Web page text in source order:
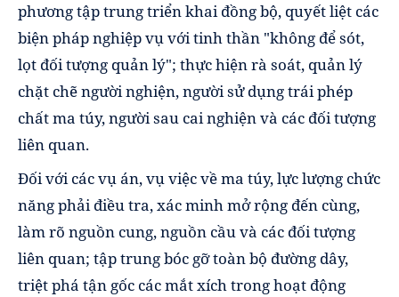
phương tập trung triển khai đồng bộ, quyết liệt các
biện pháp nghiệp vụ với tinh thần "không để sót,
lọt đối tượng quản lý"; thực hiện rà soát, quản lý
chặt chẽ người nghiện, người sử dụng trái phép
chất ma túy, người sau cai nghiện và các đối tượng
liên quan.
Đối với các vụ án, vụ việc về ma túy, lực lượng chức
năng phải điều tra, xác minh mở rộng đến cùng,
làm rõ nguồn cung, nguồn cầu và các đối tượng
liên quan; tập trung bóc gỡ toàn bộ đường dây,
triệt phá tận gốc các mắt xích trong hoạt động